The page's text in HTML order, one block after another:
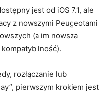
jest od iOS 7.1, ale
z nowszymi Peugeotami
(a im nowsza
rozłączanie lub
pierwszym krokiem jest